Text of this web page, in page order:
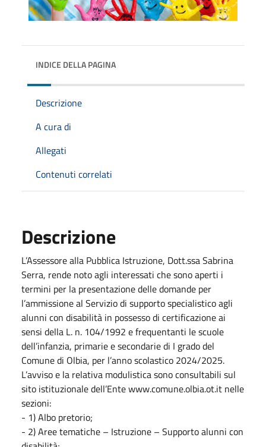
INDICE DELLA PAGINA
Descrizione
A cura di
Allegati
Contenuti correlati
Descrizione
L’Assessore alla Pubblica Istruzione, Dott.ssa Sabrina
Serra, rende noto agli interessati che sono aperti i
termini per la presentazione delle domande per
l’ammissione al Servizio di supporto specialistico agli
alunni con disabilità in possesso di certificazione ai
sensi della L. n. 104/1992 e frequentanti le scuole
dell’infanzia, primarie e secondarie di I grado del
Comune di Olbia, per l’anno scolastico 2024/2025.
L’avviso e la relativa modulistica sono consultabili sul
sito istituzionale dell’Ente www.comune.olbia.ot.it nelle
sezioni:
- 1) Albo pretorio;
- 2) Aree tematiche – Istruzione – Supporto alunni con